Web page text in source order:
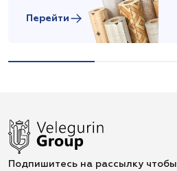
Перейти
Подпишитесь на рассылку чтобы